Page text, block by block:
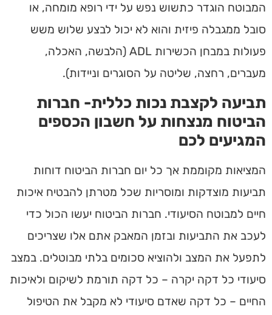
המבוטח הוגדר כתשוש נפש על ידי רופא מומחה, או
סובל ממגבלה פיזית והוא לא יכול לבצע שלוש משש
פעולות במבחן הכשירות ADL (הלבשה, האכלה,
מעברים, רחצה, שליטה על הסוגרים וניידות).
תביעה לקצבת נכות כללית- חברות
הביטוח מנצחות על חשבון הכספים
המגיעים לכם
המציאות מקוממת אך כל יום חברות הביטוח דוחות
תביעות מוצדקות ומוסריות שכל מטרתן להבטיח איכות
חיים למבוטח הסיעודי. חברות הביטוח יעשו הכול כדי
לעכב את התביעות ובזמן המאבק אתם אלו שצריכים
לתפעל את המצב ולהוציא סכומים בלתי מבוטלים. במצב
סיעודי כל דקה יקרה – כל דקה תורמת לשיקום ולאיכות
החיים – כל דקה שאדם סיעודי לא מקבל את הטיפול